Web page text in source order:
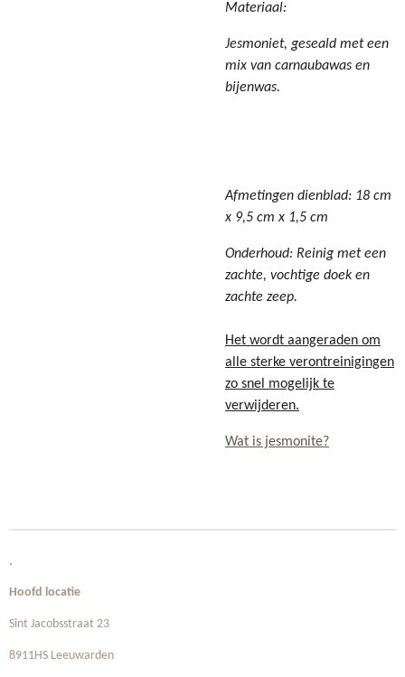
Materiaal:
Jesmoniet, geseald met een
mix van carnaubawas en
bijenwas.
Afmetingen dienblad: 18 cm
x 9,5 cm x 1,5 cm
Onderhoud: Reinig met een
zachte, vochtige doek en
zachte zeep.
Het wordt aangeraden om
alle sterke verontreinigingen
zo snel mogelijk te
verwijderen.
Wat is jesmonite?
.
Hoofd locatie
Sint Jacobsstraat 23
8911HS Leeuwarden